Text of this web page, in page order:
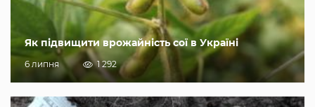
Як підвищити врожайність сої в Україні
6 липня 1 292